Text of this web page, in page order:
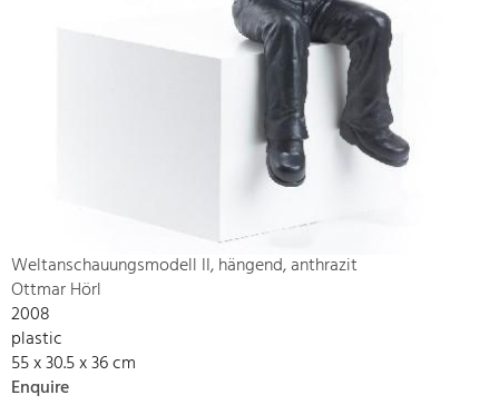
Weltanschauungsmodell II, hängend, anthrazit
Ottmar Hörl
2008
plastic
55 x 30.5 x 36 cm
Enquire